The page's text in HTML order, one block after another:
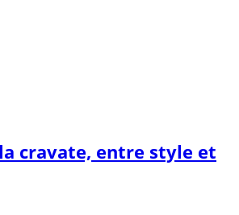
cravate, entre style et